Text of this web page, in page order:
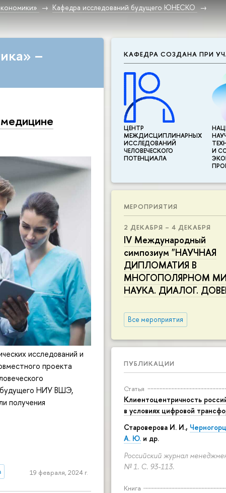
Кафедра исследований будущего ЮНЕСКО
КАФЕДРА СОЗДАНА ПРИ
ЦЕНТР
МЕЖДИСЦИПЛИНАР­НЫХ
ИССЛЕДОВАНИЙ
ЧЕЛОВЕЧЕСКОГО
ПОТЕНЦИАЛА
И
МЕРОПРИЯТИЯ
2 ДЕКАБРЯ – 4 ДЕКАБРЯ
IV Международный
симпозиум "НАУЧНАЯ
ДИПЛОМАТИЯ В
МНОГОПОЛЯРНОМ
НАУКА. ДИАЛОГ.
Все мероприятия
ПУБЛИКАЦИИ
Статья
Клиентоцентричность
в условиях цифровой
Староверова И. И.,
А. Ю. и др.
Российский журнал
№ 1. С. 93-113.
Книга
–
исследований и
проекта
НИУ ВШЭ,
получения
19 февраля, 2024 г.